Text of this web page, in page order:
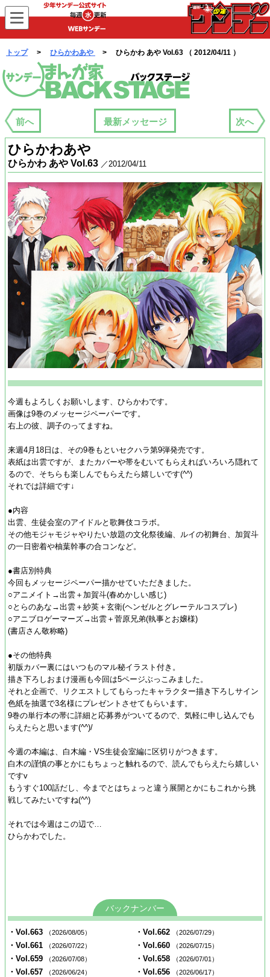
WEBサンデー
トップ> ひらかわあや > ひらかわ あや Vol.63 （ 2012/04/11 ）
まんが家バックステージ
前へ 最新メッセージ 次へ
ひらかわあや
ひらかわ あや Vol.63 ／2012/04/11
今週もよろしくお願いします、ひらかわです。
画像は9巻のメッセージペーパーです。
右上の彼、調子のってますね。
来週4月18日は、その9巻もといセクハラ第9弾発売です。
表紙は出雲ですが、またカバーや帯をむいてもらえればいろいろ隠れて
るので、そちらも楽しんでもらえたら嬉しいです(^^)
それでは詳細です↓
●内容
出雲、生徒会室のアイドルと歌舞伎コラボ。
その他モジャモジャやりたい放題の文化祭後編、ルイの初舞台、加賀斗
の一日密着や柚葉幹事の合コンなど。
●書店別特典
今回もメッセージペーパー描かせていただきました。
○アニメイト→出雲＋加賀斗(春めかしい感じ)
○とらのあな→出雲＋紗英＋玄衛(ヘンゼルとグレーテルコスプレ)
○アニブロゲーマーズ→出雲＋菅原兄弟(執事とお嬢様)
(書店さん敬称略)
●その他特典
初版カバー裏にはいつものマル秘イラスト付き。
描き下ろしおまけ漫画も今回は5ページぶっこみました。
それと企画で、リクエストしてもらったキャラクター描き下ろしサイン
色紙を抽選で3名様にプレゼントさせてもらいます。
9巻の単行本の帯に詳細と応募券がついてるので、気軽に申し込んでも
らえたらと思います(^^)/
今週の本編は、白木編・VS生徒会室編に区切りがつきます。
白木の謹慎の事とかにもちょっと触れるので、読んでもらえたら嬉しい
ですv
もうすぐ100話だし、今までとはちょっと違う展開とかにもこれから挑
戦してみたいですね(^^)
それでは今週はこの辺で…
ひらかわでした。
バックナンバー
・Vol.663 （2026/08/05） ・Vol.662 （2026/07/29）
・Vol.661 （2026/07/22） ・Vol.660 （2026/07/15）
・Vol.659 （2026/07/08） ・Vol.658 （2026/07/01）
・Vol.657 （2026/06/24） ・Vol.656 （2026/06/17）